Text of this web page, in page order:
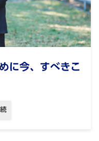
に今、すべきこ